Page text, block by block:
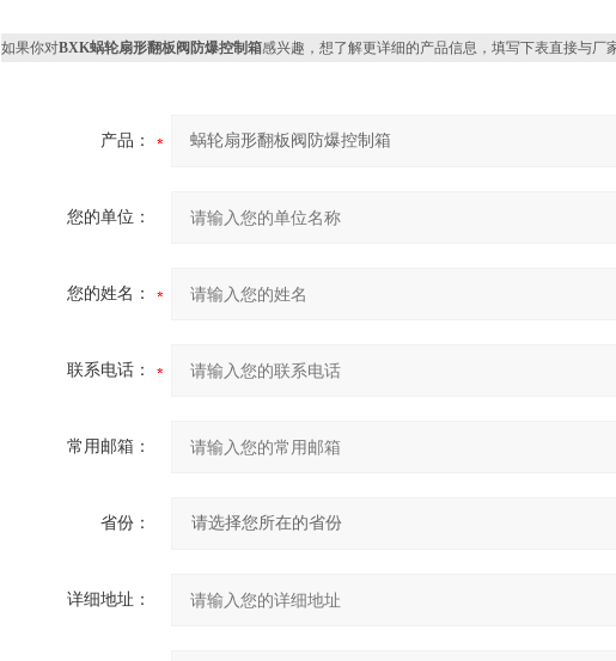
如果你对BXK蜗轮扇形翻板阀防爆控制箱感兴趣，想了解更详细的产品信息，填写下表直接与厂
产品：
您的单位：
您的姓名：
联系电话：
常用邮箱：
省份：
详细地址：